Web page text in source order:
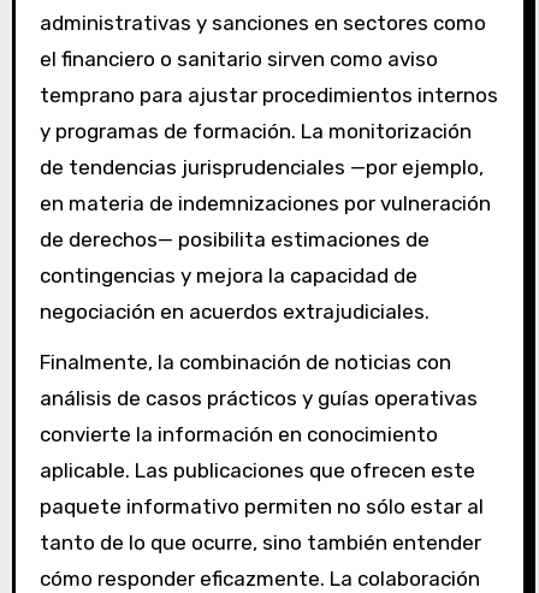
administrativas y sanciones en sectores como
el financiero o sanitario sirven como aviso
temprano para ajustar procedimientos internos
y programas de formación. La monitorización
de tendencias jurisprudenciales —por ejemplo,
en materia de indemnizaciones por vulneración
de derechos— posibilita estimaciones de
contingencias y mejora la capacidad de
negociación en acuerdos extrajudiciales.
Finalmente, la combinación de noticias con
análisis de casos prácticos y guías operativas
convierte la información en conocimiento
aplicable. Las publicaciones que ofrecen este
paquete informativo permiten no sólo estar al
tanto de lo que ocurre, sino también entender
cómo responder eficazmente. La colaboración